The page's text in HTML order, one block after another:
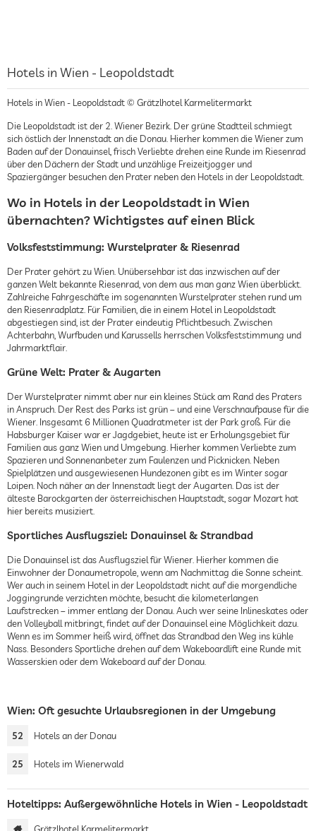
Hotels in Wien - Leopoldstadt
Hotels in Wien - Leopoldstadt © Grätzlhotel Karmelitermarkt
Die Leopoldstadt ist der 2. Wiener Bezirk. Der grüne Stadtteil schmiegt
sich östlich der Innenstadt an die Donau. Hierher kommen die Wiener zum
Baden auf der Donauinsel, frisch Verliebte drehen eine Runde im Riesenrad
über den Dächern der Stadt und unzählige Freizeitjogger und
Spaziergänger besuchen den Prater neben den Hotels in der Leopoldstadt.
Wo in Hotels in der Leopoldstadt in Wien
übernachten? Wichtigstes auf einen Blick
Volksfeststimmung: Wurstelprater & Riesenrad
Der Prater gehört zu Wien. Unübersehbar ist das inzwischen auf der
ganzen Welt bekannte Riesenrad, von dem aus man ganz Wien überblickt.
Zahlreiche Fahrgeschäfte im sogenannten Wurstelprater stehen rund um
den Riesenradplatz. Für Familien, die in einem Hotel in Leopoldstadt
abgestiegen sind, ist der Prater eindeutig Pflichtbesuch. Zwischen
Achterbahn, Wurfbuden und Karussells herrschen Volksfeststimmung und
Jahrmarktflair.
Grüne Welt: Prater & Augarten
Der Wurstelprater nimmt aber nur ein kleines Stück am Rand des Praters
in Anspruch. Der Rest des Parks ist grün – und eine Verschnaufpause für die
Wiener. Insgesamt 6 Millionen Quadratmeter ist der Park groß. Für die
Habsburger Kaiser war er Jagdgebiet, heute ist er Erholungsgebiet für
Familien aus ganz Wien und Umgebung. Hierher kommen Verliebte zum
Spazieren und Sonnenanbeter zum Faulenzen und Picknicken. Neben
Spielplätzen und ausgewiesenen Hundezonen gibt es im Winter sogar
Loipen. Noch näher an der Innenstadt liegt der Augarten. Das ist der
älteste Barockgarten der österreichischen Hauptstadt, sogar Mozart hat
hier bereits musiziert.
Sportliches Ausflugsziel: Donauinsel & Strandbad
Die Donauinsel ist das Ausflugsziel für Wiener. Hierher kommen die
Einwohner der Donaumetropole, wenn am Nachmittag die Sonne scheint.
Wer auch in seinem Hotel in der Leopoldstadt nicht auf die morgendliche
Joggingrunde verzichten möchte, besucht die kilometerlangen
Laufstrecken – immer entlang der Donau. Auch wer seine Inlineskates oder
den Volleyball mitbringt, findet auf der Donauinsel eine Möglichkeit dazu.
Wenn es im Sommer heiß wird, öffnet das Strandbad den Weg ins kühle
Nass. Besonders Sportliche drehen auf dem Wakeboardlift eine Runde mit
Wasserskien oder dem Wakeboard auf der Donau.
Wien: Oft gesuchte Urlaubsregionen in der Umgebung
52 Hotels an der Donau
25 Hotels im Wienerwald
Hoteltipps: Außergewöhnliche Hotels in Wien - Leopoldstadt